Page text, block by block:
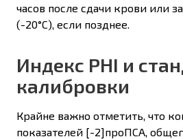
часов после сдачи крови или
(-20°С), если позднее.
Индекс PHI и
калибровки
Крайне важно отметить, что
показателей [-2]проПСА,